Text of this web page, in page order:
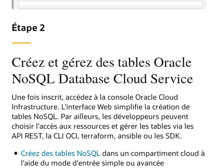
Étape 2
Créez et gérez des tables Oracle
NoSQL Database Cloud Service
Une fois inscrit, accédez à la console Oracle Cloud
Infrastructure. L'interface Web simplifie la création de
tables NoSQL. Par ailleurs, les développeurs peuvent
choisir l'accès aux ressources et gérer les tables via les
API REST, la CLI OCI, terraform, ansible ou les SDK.
Créez des tables NoSQLdans un compartiment cloud à
l'aide du mode d'entrée simple ou avancée